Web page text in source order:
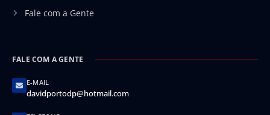
Fale com a Gente
FALE COM A GENTE
E-MAIL
davidportodp@hotmail.com